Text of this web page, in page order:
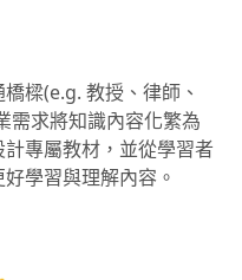
樑(e.g. 教授、律師、
需求將知識內容化繁為
專屬教材，並從學習者
學習與理解內容。